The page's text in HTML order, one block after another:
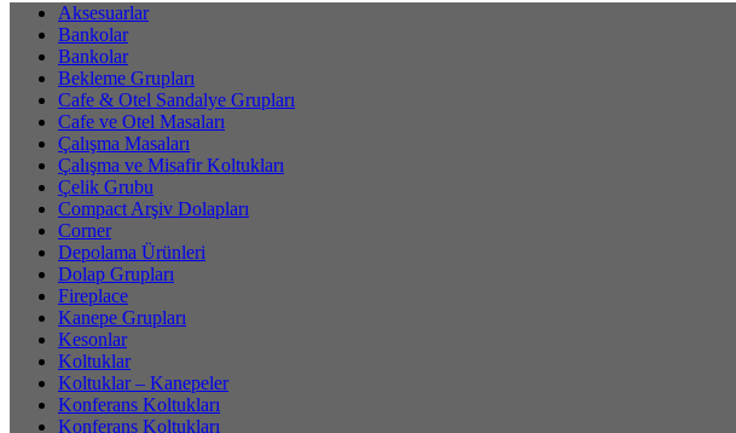
Aksesuarlar
Bankolar
Bankolar
Bekleme Grupları
Cafe & Otel Sandalye Grupları
Cafe ve Otel Masaları
Çalışma Masaları
Çalışma ve Misafir Koltukları
Çelik Grubu
Compact Arşiv Dolapları
Corner
Depolama Ürünleri
Dolap Grupları
Fireplace
Kanepe Grupları
Kesonlar
Koltuklar
Koltuklar – Kanepeler
Konferans Koltukları
Konferans Koltukları